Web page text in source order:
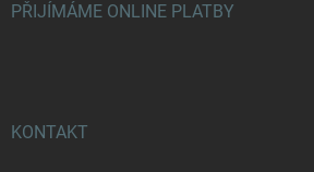
PŘIJÍMÁME ONLINE PLATBY
KONTAKT